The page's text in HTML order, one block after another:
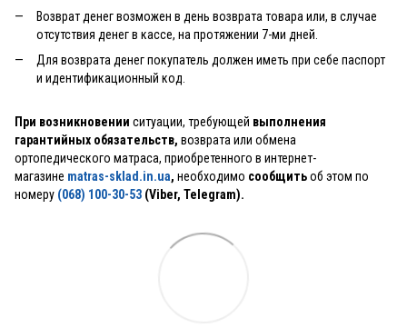
Возврат денег возможен в день возврата товара или, в случае
отсутствия денег в кассе, на протяжении 7-ми дней.
Для возврата денег покупатель должен иметь при себе паспорт
и идентификационный код.
При возникновении ситуации, требующей выполнения
гарантийных обязательств, возврата или обмена
ортопедического матраса, приобретенного в интернет-
магазине matras-sklad.in.ua, необходимо сообщитьоб этом по
номеру (068) 100-30-53 (Viber, Telegram).